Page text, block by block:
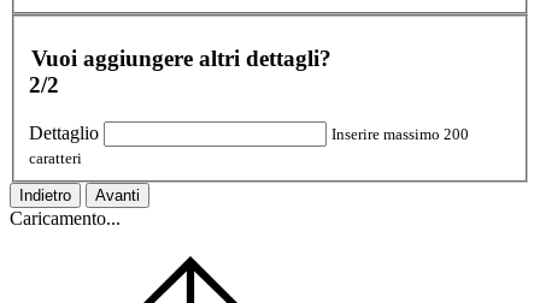
Vuoi aggiungere altri dettagli?
2/2
Dettaglio
Inserire massimo 200
caratteri
Indietro Avanti
Caricamento...